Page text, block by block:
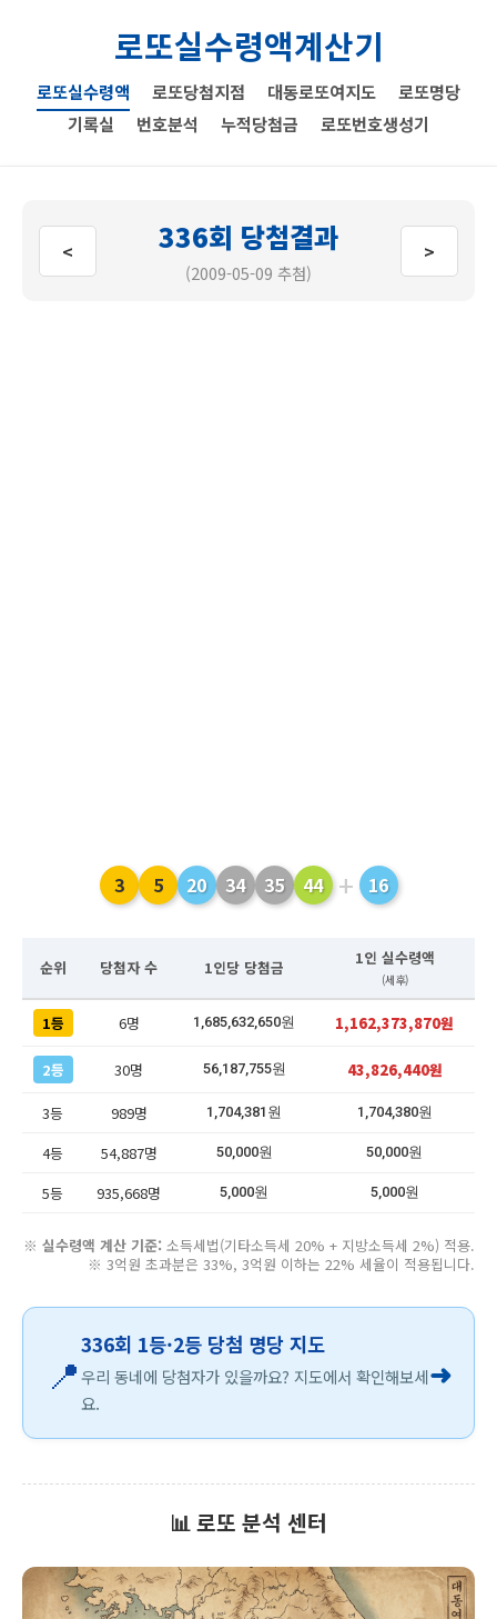
로또실수령액계산기
로또실수령액 로또당첨지점 대동로또여지도
로또명당
기록실
번호분석 누적당첨금 로또번호생성기
< 336회 당첨결과
(2009-05-09 추첨)
>
3 5 20 34 35 44 + 16
순위 당첨자 수 1인당 당첨금 1인 실수령액
(세후)
1등 6명 1,685,632,650원 1,162,373,870원
2등 30명 56,187,755원 43,826,440원
3등 989명 1,704,381원 1,704,380원
4등 54,887명 50,000원 50,000원
5등 935,668명 5,000원 5,000원
※ 실수령액 계산 기준: 소득세법(기타소득세 20% + 지방소득세 2%) 적용.
※ 3억원 초과분은 33%, 3억원 이하는 22% 세율이 적용됩니다.
📍
336회 1등·2등 당첨 명당 지도
우리 동네에 당첨자가 있을까요? 지도에서 확인해보세
요.
➜
📊 로또 분석 센터